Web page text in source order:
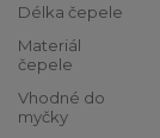
Délka čepele
Materiál
čepele
Vhodné do
myčky